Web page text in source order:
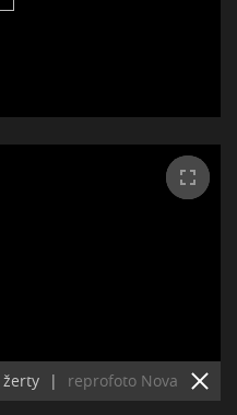
žerty | reprofoto Nova